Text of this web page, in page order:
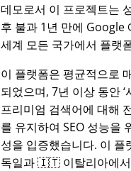
데모로서 이 프로젝트는
후 불과 1년 만에 Google
세계 모든 국가에서 플랫
이 플랫폼은 평균적으로
되었으며, 7년 이상 동안
프리미엄 검색어에 대해
를 유지하여 SEO 성능을
성을 입증했습니다. 이
독일과 🇮🇹 이탈리아에